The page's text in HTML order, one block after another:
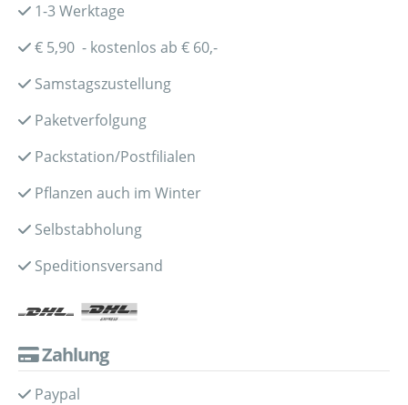
1-3 Werktage
€ 5,90 - kostenlos ab € 60,-
Samstagszustellung
Paketverfolgung
Packstation/Postfilialen
Pflanzen auch im Winter
Selbstabholung
Speditionsversand
Zahlung
Paypal